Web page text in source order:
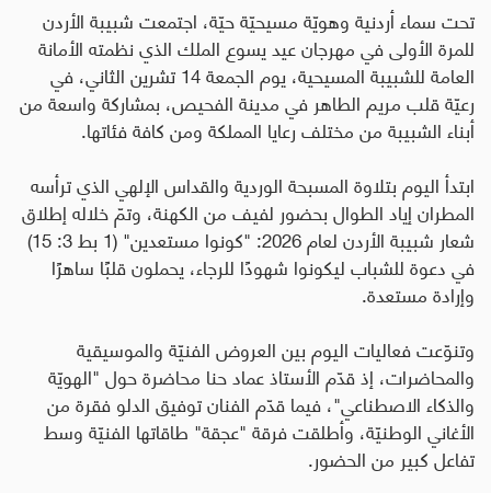
تحت سماء أردنية وهويّة مسيحيّة حيّة، اجتمعت شبيبة الأردن
للمرة الأولى في مهرجان عيد يسوع الملك الذي نظمته الأمانة
العامة للشبيبة المسيحية، يوم الجمعة 14 تشرين الثاني، في
رعيّة قلب مريم الطاهر في مدينة الفحيص، بمشاركة واسعة من
أبناء الشبيبة من مختلف رعايا المملكة ومن كافة فئاتها.
ابتدأ اليوم بتلاوة المسبحة الوردية والقداس الإلهي الذي ترأسه
المطران إياد الطوال بحضور لفيف من الكهنة، وتمّ خلاله إطلاق
شعار شبيبة الأردن لعام 2026: "كونوا مستعدين" (1 بط 3: 15)
في دعوة للشباب ليكونوا شهودًا للرجاء، يحملون قلبًا ساهرًا
وإرادة مستعدة.
وتنوّعت فعاليات اليوم بين العروض الفنيّة والموسيقية
والمحاضرات، إذ قدّم الأستاذ عماد حنا محاضرة حول "الهويّة
والذكاء الاصطناعي"، فيما قدّم الفنان توفيق الدلو فقرة من
الأغاني الوطنيّة، وأطلقت فرقة "عجقة" طاقاتها الفنيّة وسط
تفاعل كبير من الحضور.